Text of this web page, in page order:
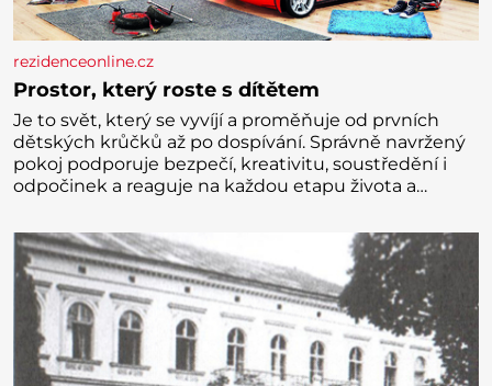
rezidenceonline.cz
Prostor, který roste s dítětem
Je to svět, který se vyvíjí a proměňuje od prvních
dětských krůčků až po dospívání. Správně navržený
pokoj podporuje bezpečí, kreativitu, soustředění i
odpočinek a reaguje na každou etapu života a
jednoduchost, měkkost a bezpečí, proto by pokoj
miminka měl působit především klidně a útulně.
Předškolní věk je